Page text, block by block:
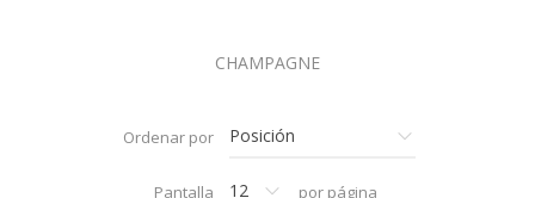
CHAMPAGNE
Ordenar por
Pantalla por página